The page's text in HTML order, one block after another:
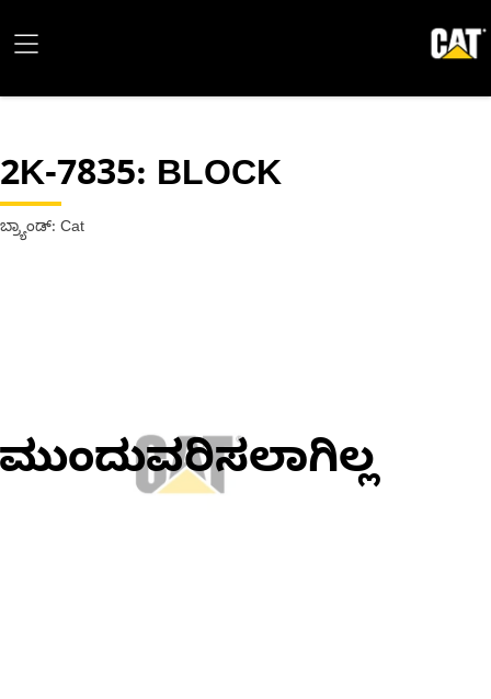
2K-7835: BLOCK
ಬ್ರ್ಯಾಂಡ್: Cat
ಮುಂದುವರಿಸಲಾಗಿಲ್ಲ